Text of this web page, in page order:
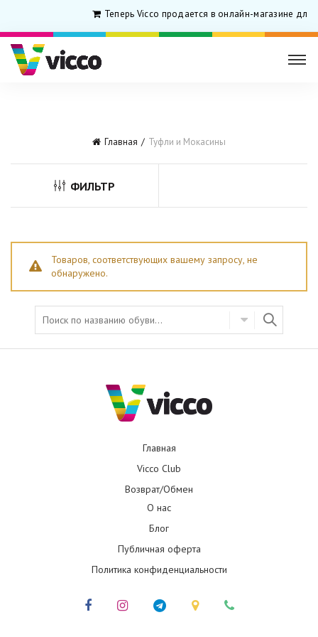
Теперь Vicco продается в онлайн-магазине для
Главная Туфли и Мокасины
ФИЛЬТР
Товаров, соответствующих вашему запросу, не
обнаружено.
Главная
Vicco Club
Возврат/Обмен
О нас
Блог
Публичная оферта
Политика конфиденциальности